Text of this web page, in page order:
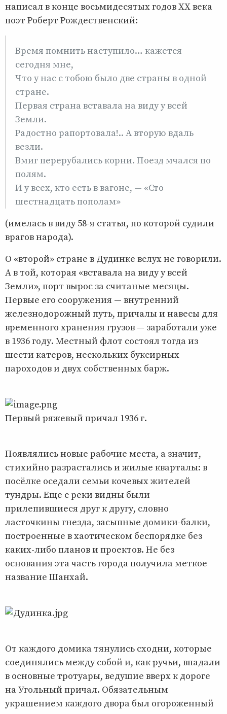
написал в конце восьмидесятых годов XX века
поэт Роберт Рождественский:
Время помнить наступило… кажется
сегодня мне,
Что у нас с тобою было две страны в одной
стране.
Первая страна вставала на виду у всей
Земли.
Радостно рапортовала!.. А вторую вдаль
везли.
Вмиг перерубались корни. Поезд мчался по
полям.
И у всех, кто есть в вагоне, — «Сто
шестнадцать пополам»
(имелась в виду 58-я статья, по которой судили
врагов народа).
О «второй» стране в Дудинке вслух не говорили.
А в той, которая «вставала на виду у всей
Земли», порт вырос за считаные месяцы.
Первые его сооружения — внутренний
железнодорожный путь, причалы и навесы для
временного хранения грузов — заработали уже
в 1936 году. Местный флот состоял тогда из
шести катеров, нескольких буксирных
пароходов и двух собственных барж.
Первый ряжевый причал 1936 г.
Появлялись новые рабочие места, а значит,
стихийно разрастались и жилые кварталы: в
посёлке оседали семьи кочевых жителей
тундры. Еще с реки видны были
прилепившиеся друг к другу, словно
ласточкины гнезда, засыпные домики-балки,
построенные в хаотическом беспорядке без
каких-либо планов и проектов. Не без
основания эта часть города получила меткое
название Шанхай.
От каждого домика тянулись сходни, которые
соединялись между собой и, как ручьи, впадали
в основные тротуары, ведущие вверх к дороге
на Угольный причал. Обязательным
украшением каждого двора был огороженный